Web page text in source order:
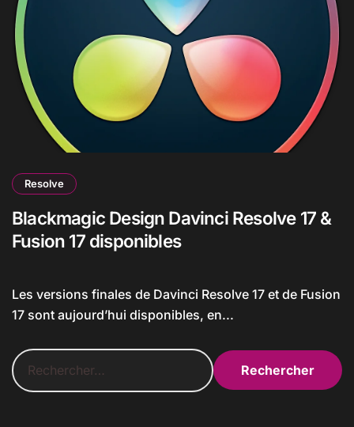
Resolve
Blackmagic Design Davinci Resolve 17 &
Fusion 17 disponibles
Les versions finales de Davinci Resolve 17 et de Fusion
17 sont aujourd’hui disponibles, en...
R
e
c